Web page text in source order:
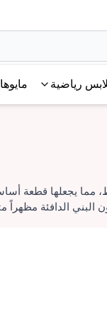
رياضية
مما يجعلها قطعة
الدافئة مظهراً